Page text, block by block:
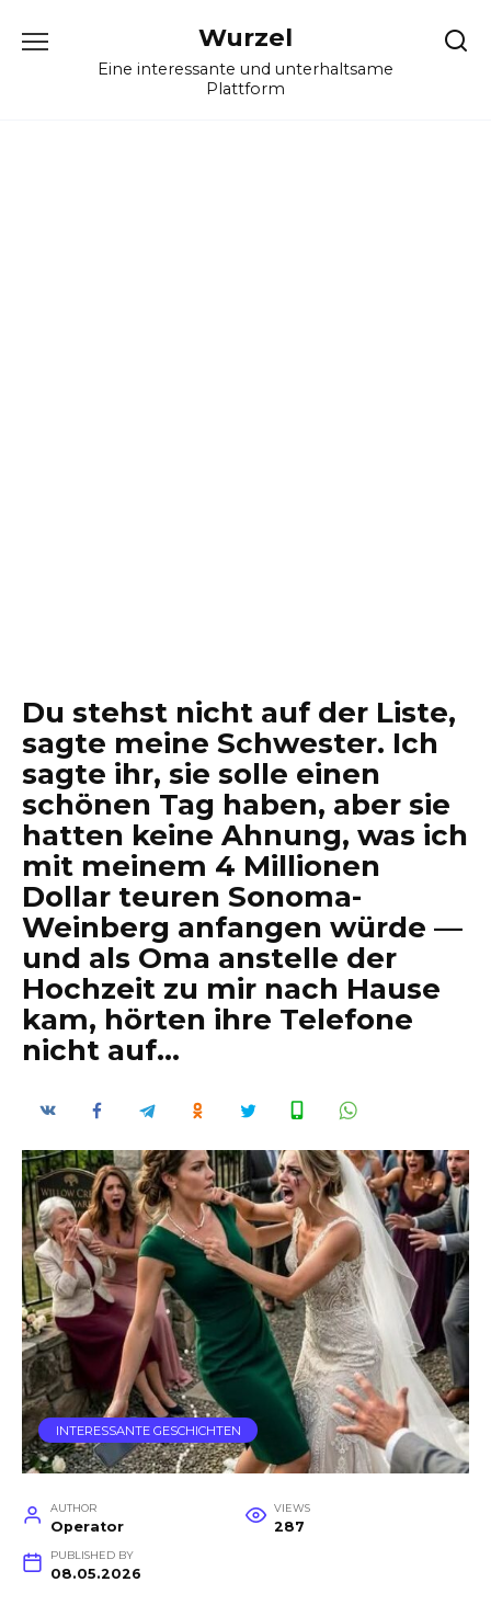
Wurzel
Eine interessante und unterhaltsame
Plattform
Du stehst nicht auf der Liste,
sagte meine Schwester. Ich
sagte ihr, sie solle einen
schönen Tag haben, aber sie
hatten keine Ahnung, was ich
mit meinem 4 Millionen
Dollar teuren Sonoma-
Weinberg anfangen würde —
und als Oma anstelle der
Hochzeit zu mir nach Hause
kam, hörten ihre Telefone
nicht auf…
INTERESSANTE GESCHICHTEN
AUTHOR
Operator
VIEWS
287
PUBLISHED BY
08.05.2026